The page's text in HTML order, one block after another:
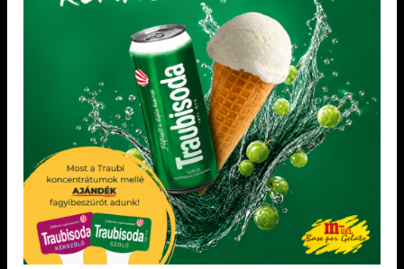
KEDVENCEM!
CUKRÁSZAT
Kajszibarack ízű kenhető/süthető
Összetevők almavelő 33%, cukor, glükóz
szirup, ivóvíz, étkezési sav: citromsav,
sűrítőanyag: E440 (citrusból),
tartósítószer: kálium-szorbát, aroma,
KEDVENCEM!
HAGYOMÁNYOS VARIEGATOK
Csokiskeksz ízű variegato
Fagylaltok variegálására, desszertek
díszítésére és ízesítésére.